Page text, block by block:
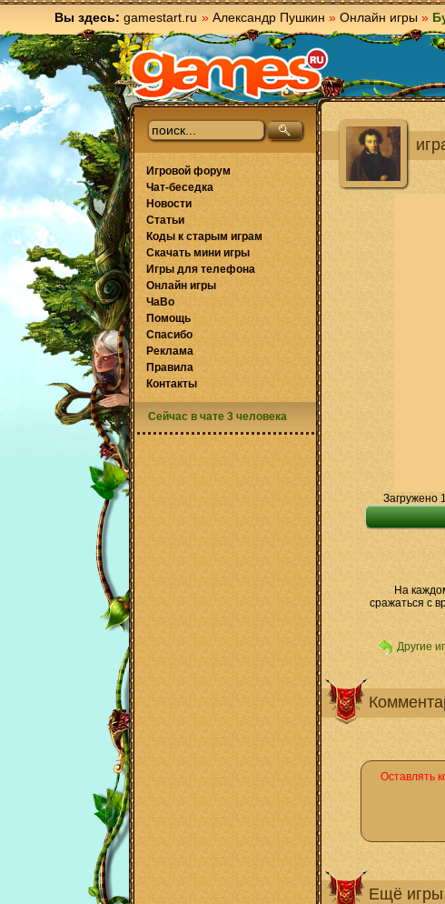
Вы здесь: gamestart.ru » Александр Пушкин » Онлайн игры »
Загружено
На
сражаться с
Другие
Оставлять
Ещё игры
Игровой форум
Чат-беседка
Новости
Статьи
Коды к старым играм
Скачать мини игры
Игры для телефона
Онлайн игры
ЧаВо
Помощь
Спасибо
Реклама
Правила
Контакты
Сейчас в чате 3 человека